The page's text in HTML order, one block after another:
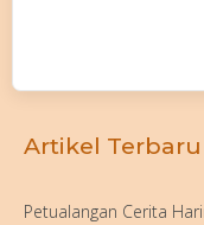
Artikel Terbaru
Petualangan Cerita